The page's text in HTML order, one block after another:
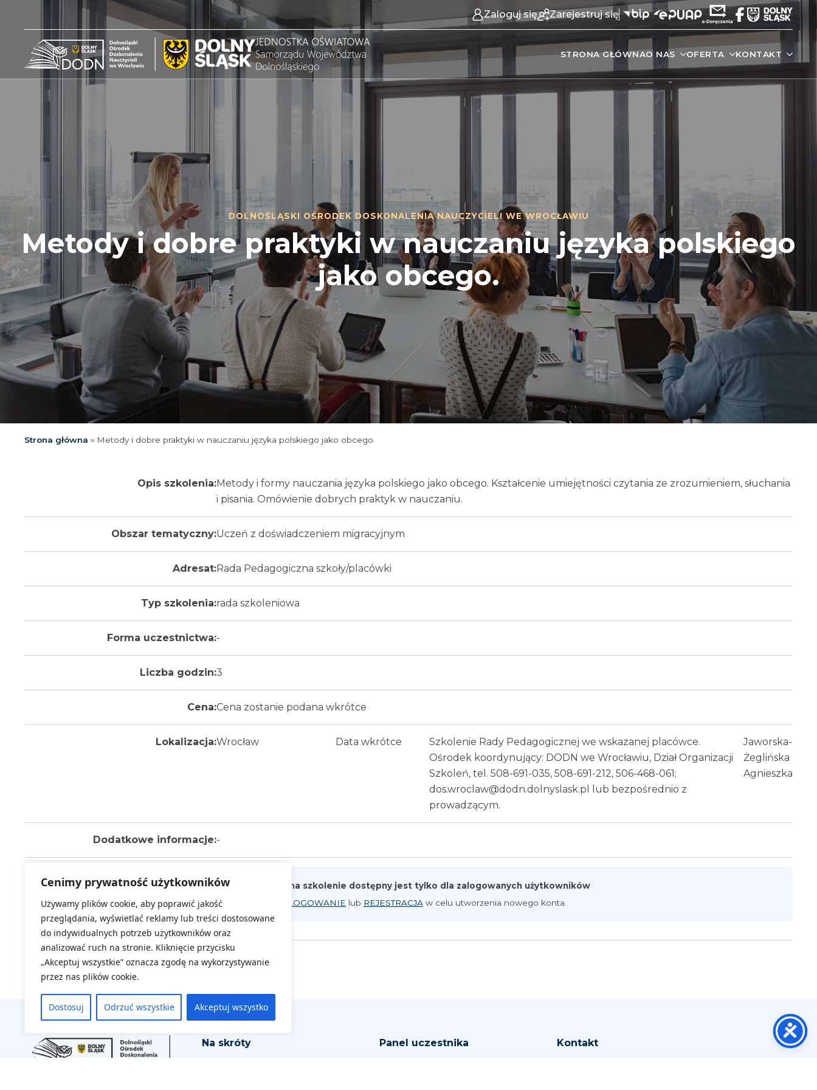
Cenimy prywatność użytkowników
Używamy plików cookie, aby poprawić jakość
przeglądania, wyświetlać reklamy lub treści dostosowane
do indywidualnych potrzeb użytkowników oraz
analizować ruch na stronie. Kliknięcie przycisku
„Akceptuj wszystkie” oznacza zgodę na wykorzystywanie
przez nas plików cookie.
Dostosuj Odrzuć wszystkie Akceptuj wszystko
Zaloguj się Zarejestruj się
STRONA GŁÓWNAO NAS OFERTA KONTAKT
DOLNOŚLĄSKI OŚRODEK DOSKONALENIA NAUCZYCIELI WE WROCŁAWIU
Metody i dobre praktyki w nauczaniu języka polskiego
jako obcego.
Strona główna » Metody i dobre praktyki w nauczaniu języka polskiego jako obcego.
Opis szkolenia:Metody i formy nauczania języka polskiego jako obcego. Kształcenie umiejętności czytania ze zrozumieniem, słuchania
i pisania. Omówienie dobrych praktyk w nauczaniu.
Obszar tematyczny:Uczeń z doświadczeniem migracyjnym
Adresat:Rada Pedagogiczna szkoły/placówki
Typ szkolenia:rada szkoleniowa
Forma uczestnictwa:-
Liczba godzin:3
Cena:Cena zostanie podana wkrótce
Lokalizacja:Wrocław Data wkrótce
Szkolenie Rady Pedagogicznej we wskazanej placówce.
Ośrodek koordynujący: DODN we Wrocławiu, Dział Organizacji
Szkoleń, tel. 508-691-035, 508-691-212, 506-468-061;
dos.wroclaw@dodn.dolnyslask.pl lub bezpośrednio z
prowadzącym.
Jaworska-
Żeglińska
Agnieszka
Dodatkowe informacje:-
Zapis na szkolenie dostępny jest tylko dla zalogowanych użytkowników
LOGOWANIE lub REJESTRACJA w celu utworzenia nowego konta.
Na skróty
Panel uczestnika
Kontakt